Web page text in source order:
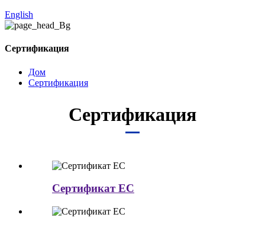
English
Сертификация
Дом
Сертификация
Сертификация
Сертификат ЕС